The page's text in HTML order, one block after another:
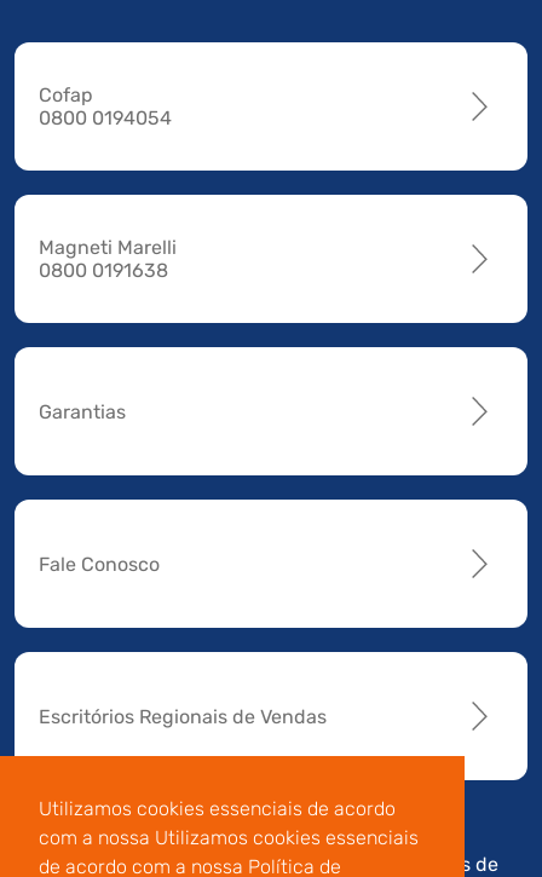
Utilizamos cookies essenciais de acordo
com a nossa Utilizamos cookies essenciais
de acordo com a nossa Política de
Cofap
0800 0194054
Magneti Marelli
0800 0191638
Garantias
Fale Conosco
Escritórios Regionais de Vendas
Av. Manoel da Nóbrega,
Termos de
Código de